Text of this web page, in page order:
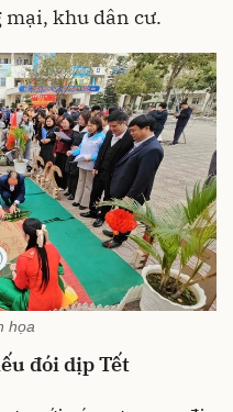
khu dân cư.
họa
đói dịp Tết